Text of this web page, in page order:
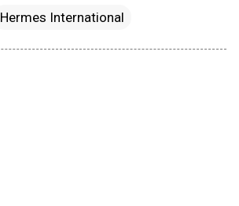
Hermes International